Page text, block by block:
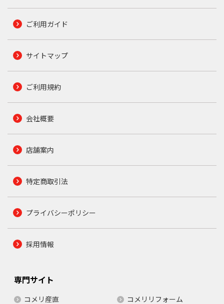
ご利用ガイド
サイトマップ
ご利用規約
会社概要
店舗案内
特定商取引法
プライバシーポリシー
採用情報
専門サイト
コメリ産直 コメリリフォーム